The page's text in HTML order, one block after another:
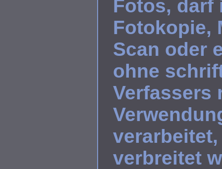
Fotos, darf
Fotokopie,
Scan oder
ohne
Verfassers
verbreitet